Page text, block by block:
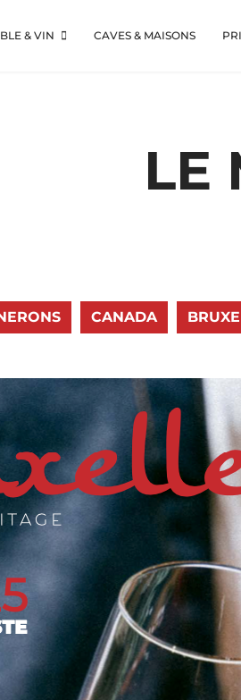
& VIN CAVES & MAISONS
LE
CANADA